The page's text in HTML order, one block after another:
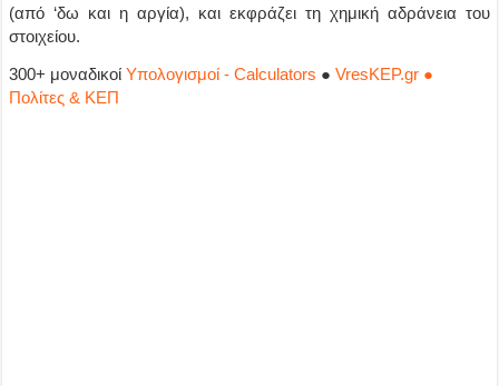
(από ‘δω και η αργία), και εκφράζει τη χημική αδράνεια του
στοιχείου.
300+ μοναδικοίΥπολογισμοί - Calculators ●VresKEP.gr ●
Πολίτες & ΚΕΠ